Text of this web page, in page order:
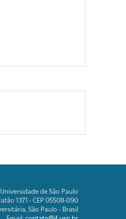
de São Paulo
1371 - CEP 05508-090
São Paulo - Brasil